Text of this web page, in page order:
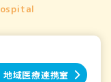
地域医療連携室